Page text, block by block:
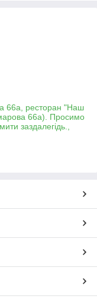
66а, ресторан "Наш
66а). Просимо
заздалегідь.,